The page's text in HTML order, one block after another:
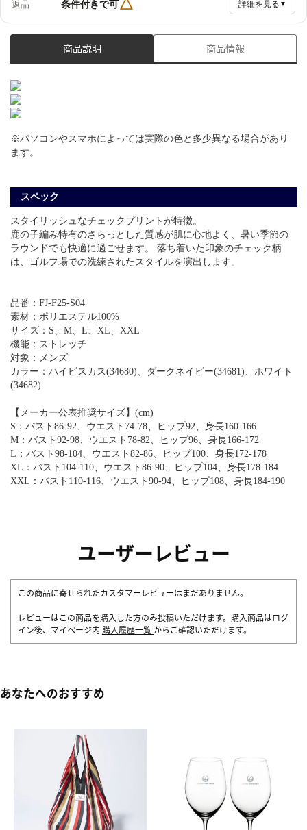
返品 条件付きで可△ 詳細を見る ▼
商品説明 商品情報
※パソコンやスマホによっては実際の色と多少異なる場合があり
ます。
スペック
スタイリッシュなチェックプリントが特徴。
鹿の子編み特有のさらっとした質感が肌に心地よく、暑い季節の
ラウンドでも快適に過ごせます。 落ち着いた印象のチェック柄
は、ゴルフ場での洗練されたスタイルを演出します。
品番：FJ-F25-S04
素材：ポリエステル100%
サイズ：S、M、L、XL、XXL
機能：ストレッチ
対象：メンズ
カラー：ハイビスカス(34680)、ダークネイビー(34681)、ホワイト
(34682)
【メーカー公表推奨サイズ】(cm)
S：バスト86-92、ウエスト74-78、ヒップ92、身長160-166
M：バスト92-98、ウエスト78-82、ヒップ96、身長166-172
L：バスト98-104、ウエスト82-86、ヒップ100、身長172-178
XL：バスト104-110、ウエスト86-90、ヒップ104、身長178-184
XXL：バスト110-116、ウエスト90-94、ヒップ108、身長184-190
ユーザーレビュー
この商品に寄せられたカスタマーレビューはまだありません。
レビューはこの商品を購入した方のみ投稿いただけます。購入商品はログ
イン後、マイページ内 購入履歴一覧 からご確認いただけます。
あなたへのおすすめ